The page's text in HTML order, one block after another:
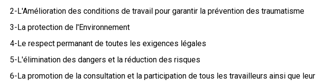
2-L'Amélioration des conditions de travail pour garantir la prévention des traumatisme
3-La protection de l'Environnement
4-Le respect permanant de toutes les exigences légales
5-L'élimination des dangers et la réduction des risques
6-La promotion de la consultation et la participation de tous les travailleurs ainsi que leur